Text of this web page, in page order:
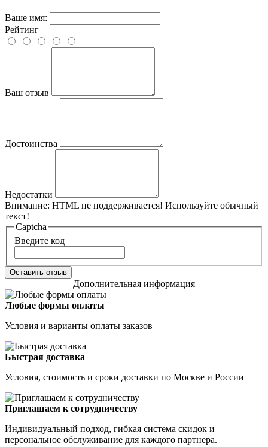
Ваше имя:
Рейтинг
Ваш отзыв
Достоинства
Недостатки
Внимание: HTML не поддерживается! Используйте обычный
текст!
Captcha
Введите код
Оставить отзыв
Дополнительная информация
Любые формы оплаты
Условия и варианты оплаты заказов
Быстрая доставка
Условия, стоимость и сроки доставки по Москве и России
Приглашаем к сотрудничеству
Индивидуальный подход, гибкая система скидок и
персональное обслуживание для каждого партнера.